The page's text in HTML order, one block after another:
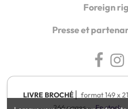
LIVRE BROCHÉ
format 149 x
Foreign
Presse et